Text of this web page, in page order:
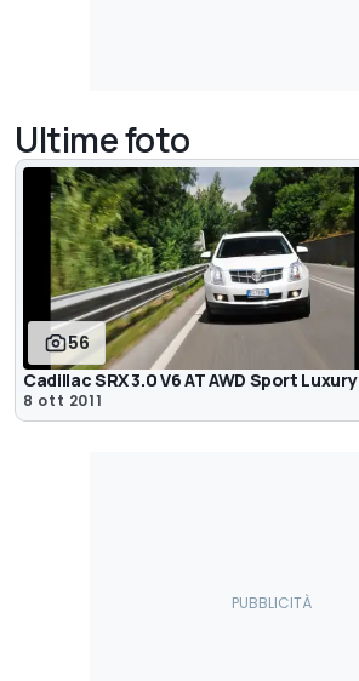
Ultime foto
56
Cadillac SRX 3.0 V6 AT AWD Sport Luxury
8 ott 2011